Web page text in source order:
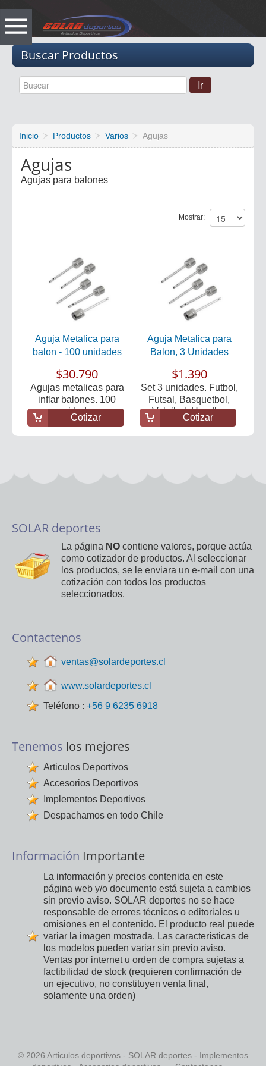
Buscar Productos
Inicio Productos Varios Agujas
Agujas
Agujas para balones
Mostrar:
Aguja Metalica para
balon - 100 unidades
$30.790
Agujas metalicas para
inflar balones. 100
unidades
Cotizar
Aguja Metalica para
Balon, 3 Unidades
$1.390
Set 3 unidades. Futbol,
Futsal, Basquetbol,
Voleibol, Handb...
Cotizar
SOLAR deportes
La página NO contiene valores, porque actúa
como cotizador de productos. Al seleccionar
los productos, se le enviara un e-mail con una
cotización con todos los productos
seleccionados.
Contactenos
ventas@solardeportes.cl
www.solardeportes.cl
Teléfono : +56 9 6235 6918
Tenemos los mejores
Articulos Deportivos
Accesorios Deportivos
Implementos Deportivos
Despachamos en todo Chile
Información Importante
La información y precios contenida en este
página web y/o documento está sujeta a cambios
sin previo aviso. SOLAR deportes no se hace
responsable de errores técnicos o editoriales u
omisiones en el contenido. El producto real puede
variar la imagen mostrada. Las características de
los modelos pueden variar sin previo aviso.
Ventas por internet u orden de compra sujetas a
factibilidad de stock (requieren confirmación de
un ejecutivo, no constituyen venta final,
solamente una orden)
© 2026 Articulos deportivos - SOLAR deportes - Implementos